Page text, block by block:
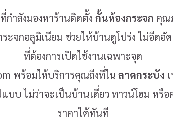
ที่กำลังมองหาร้านติดตั้ง กั้นห้องกระจก คุณ
ะจกอลูมิเนียม ช่วยให้บ้านดูโปร่ง ไม่อึด
ที่ต้องการเปิดใช้งานเฉพาะจุด
พร้อมให้บริการคุณถึงที่ใน ลาดกระบัง
บบ ไม่ว่าจะเป็นบ้านเดี่ยว ทาวน์โฮม หรื
ราคาได้ทันที